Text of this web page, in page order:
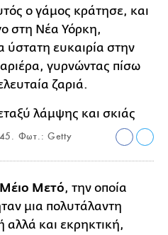
ο γάμος κράτησε, και
στη Νέα Υόρκη,
ύστατη ευκαιρία στην
γυρνώντας πίσω
ζαριά.
Φωτ.: Getty
Μέιο Μετό, την οποία
μια πολυτάλαντη
αλλά και εκρηκτική,